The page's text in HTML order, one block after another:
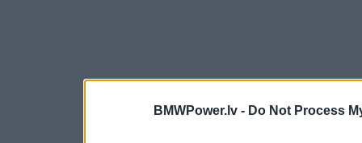
BMWPower.lv - Do Not Process